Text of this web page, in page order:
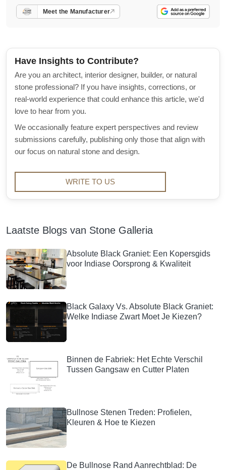
Meet the Manufacturer
Have Insights to Contribute?
Are you an architect, interior designer, builder, or natural
stone professional? If you have insights, corrections, or
real-world experience that could enhance this article, we'd
love to hear from you.
We occasionally feature expert perspectives and review
submissions carefully, publishing only those that align with
our focus on natural stone and design.
WRITE TO US
Laatste Blogs van Stone Galleria
Absolute Black Graniet: Een Kopersgids
voor Indiase Oorsprong & Kwaliteit
Black Galaxy Vs. Absolute Black Graniet:
Welke Indiase Zwart Moet Je Kiezen?
Binnen de Fabriek: Het Echte Verschil
Tussen Gangsaw en Cutter Platen
Bullnose Stenen Treden: Profielen,
Kleuren & Hoe te Kiezen
De Bullnose Rand Aanrechtblad: De